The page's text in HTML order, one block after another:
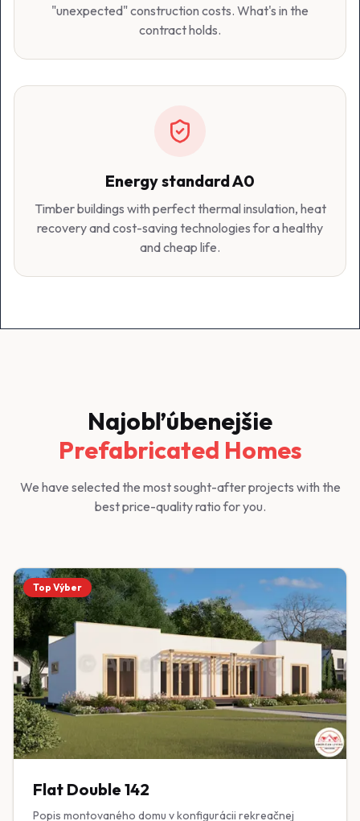
"unexpected" construction costs. What's in the
contract holds.
Energy standard A0
Timber buildings with perfect thermal insulation, heat
recovery and cost-saving technologies for a healthy
and cheap life.
Najobľúbenejšie
Prefabricated Homes
We have selected the most sought-after projects with the
best price-quality ratio for you.
Top Výber
Flat Double 142
Popis montovaného domu v konfigurácii rekreačnej